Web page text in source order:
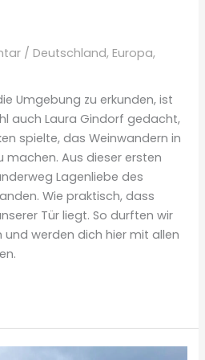
/Deutschland,Europa,
Umgebung zu erkunden, ist
auch Laura Gindorf gedacht,
spielte, das Weinwandern in
machen. Aus dieser ersten
Lagenliebe des
Wie praktisch, dass
Tür liegt. So durften wir
werden dich hier mit allen